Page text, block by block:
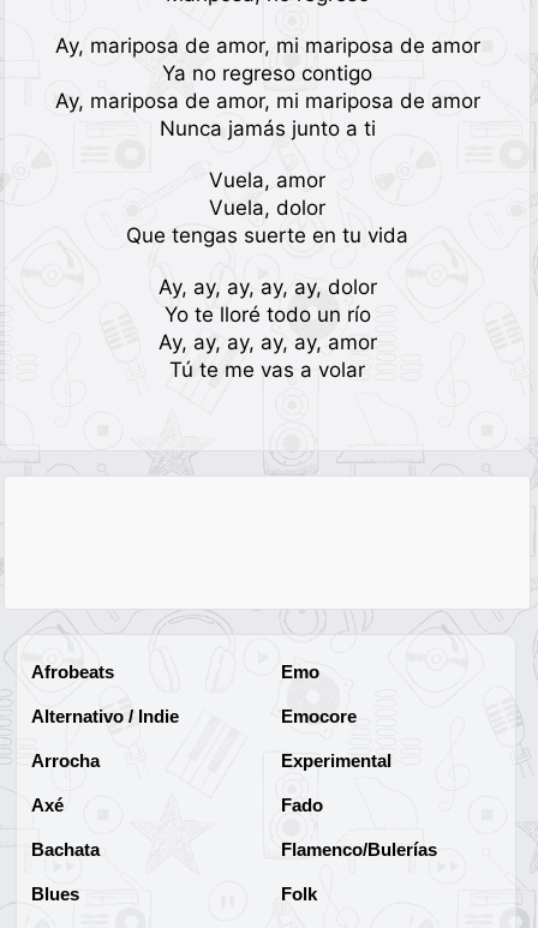
Ay, mariposa de amor, mi mariposa de amor
Ya no regreso contigo
Ay, mariposa de amor, mi mariposa de amor
Nunca jamás junto a ti
Vuela, amor
Vuela, dolor
Que tengas suerte en tu vida
Ay, ay, ay, ay, ay, dolor
Yo te lloré todo un río
Ay, ay, ay, ay, ay, amor
Tú te me vas a volar
Afrobeats
Alternativo / Indie
Arrocha
Axé
Bachata
Blues
Emo
Emocore
Experimental
Fado
Flamenco/Bulerías
Folk